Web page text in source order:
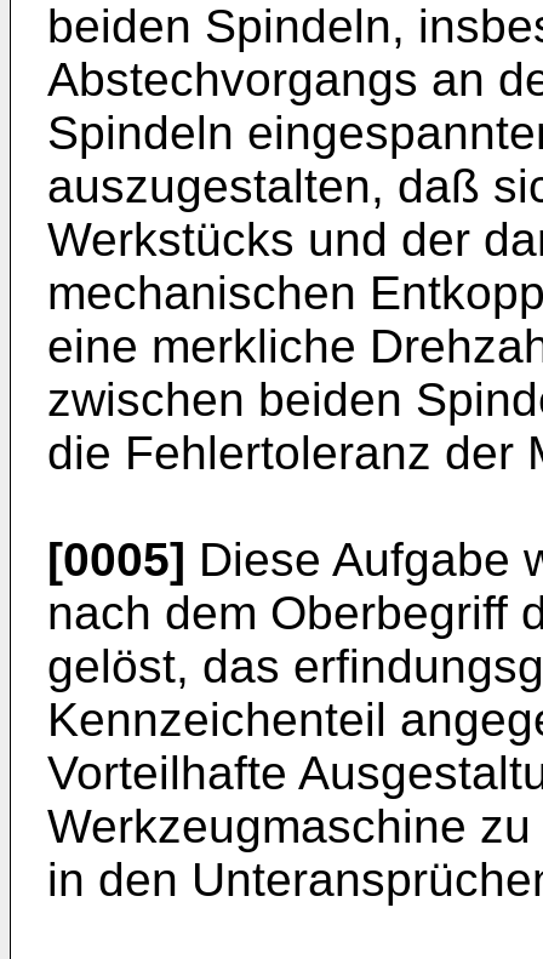
beiden Spindeln,
Abstechvorgangs an
Spindeln
auszugestalten, daß
Werkstücks und der
mechanischen
eine merkliche
zwischen beiden
die Fehlertoleranz der
[0005] Diese Aufgabe
nach dem Oberbegriff
gelöst, das
Kennzeichenteil
Vorteilhafte
Werkzeugmaschine
in den